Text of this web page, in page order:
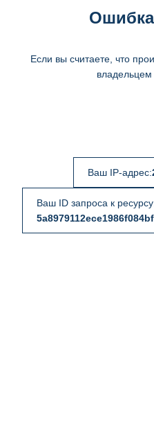
Ошибка
Если вы считаете, что
владельцем
Ваш IP-адрес:
Ваш ID запроса к